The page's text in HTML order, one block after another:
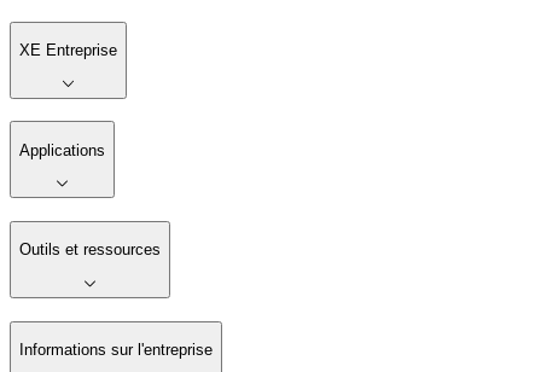
XE Entreprise
Applications
Outils et ressources
Informations sur l'entreprise